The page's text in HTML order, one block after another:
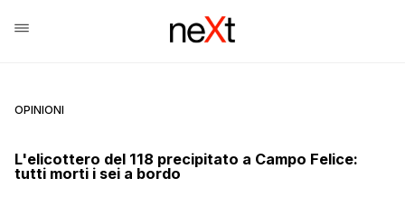
OPINIONI
L'elicottero del 118 precipitato a Campo Felice:
tutti morti i sei a bordo